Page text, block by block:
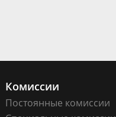
Комиссии
Постоянные комиссии